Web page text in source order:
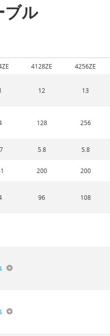
ブル
4128ZE
4256ZE
12 13
128 256
5.8 5.8
200 200
96 108